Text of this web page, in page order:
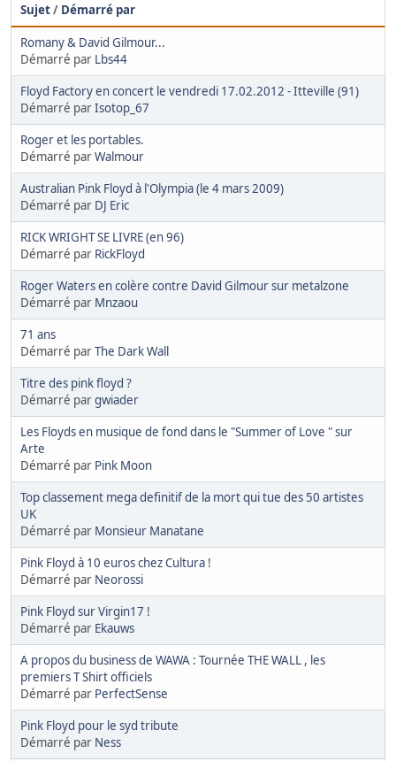
Sujet/ Démarré par
Romany & David Gilmour...
Démarré par Lbs44
Floyd Factory en concert le vendredi 17.02.2012 - Itteville (91)
Démarré parIsotop_67
Roger et les portables.
Démarré parWalmour
Australian Pink Floyd à l'Olympia (le 4 mars 2009)
Démarré par DJ Eric
RICK WRIGHT SE LIVRE (en 96)
Démarré par RickFloyd
Roger Waters en colère contre David Gilmour sur metalzone
Démarré par Mnzaou
71 ans
Démarré parThe Dark Wall
Titre des pink floyd ?
Démarré pargwiader
Les Floyds en musique de fond dans le "Summer of Love " sur
Arte
Démarré par Pink Moon
Top classement mega definitif de la mort qui tue des 50 artistes
UK
Démarré par Monsieur Manatane
Pink Floyd à 10 euros chez Cultura !
Démarré par Neorossi
Pink Floyd sur Virgin17 !
Démarré par Ekauws
A propos du business de WAWA : Tournée THE WALL , les
premiers T Shirt officiels
Démarré par PerfectSense
Pink Floyd pour le syd tribute
Démarré par Ness